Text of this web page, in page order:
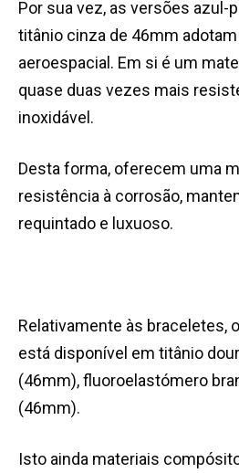
Por sua vez, as versões azul-
titânio cinza de 46mm
aeroespacial. Em si é um
quase duas vezes mais
inoxidável.
Desta forma, oferecem uma
resistência à corrosão,
requintado e luxuoso.
Relativamente às braceletes,
está disponível em titânio
(46mm), fluoroelastómero
(46mm).
Isto ainda materiais